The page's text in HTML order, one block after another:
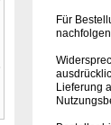
Für
Lieferung